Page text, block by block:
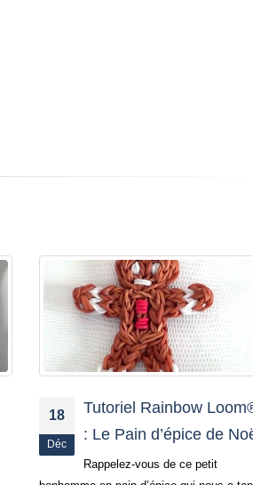
02
Sep
Vive la rentrée avec
Rainbow Loom!
Qu’on se le dise, les vacances